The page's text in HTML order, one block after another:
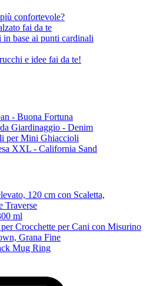
confortevole?
fai da te
base ai punti cardinali
e idee fai da te!
- Buona Fortuna
Giardinaggio - Denim
per Mini Ghiaccioli
XXL - California Sand
120 cm con Scaletta,
Traverse
ml
Crocchette per Cani con Misurino
Grana Fine
Mug Ring